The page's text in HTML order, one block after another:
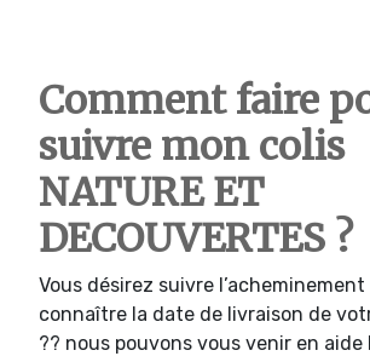
Comment faire
suivre mon colis
NATURE ET
DECOUVERTES ?
Vous désirez suivre
connaître la date de livraison de
?? nous pouvons vous venir en aide